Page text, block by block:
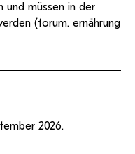
und müssen in der
(forum. ernährung
2026.